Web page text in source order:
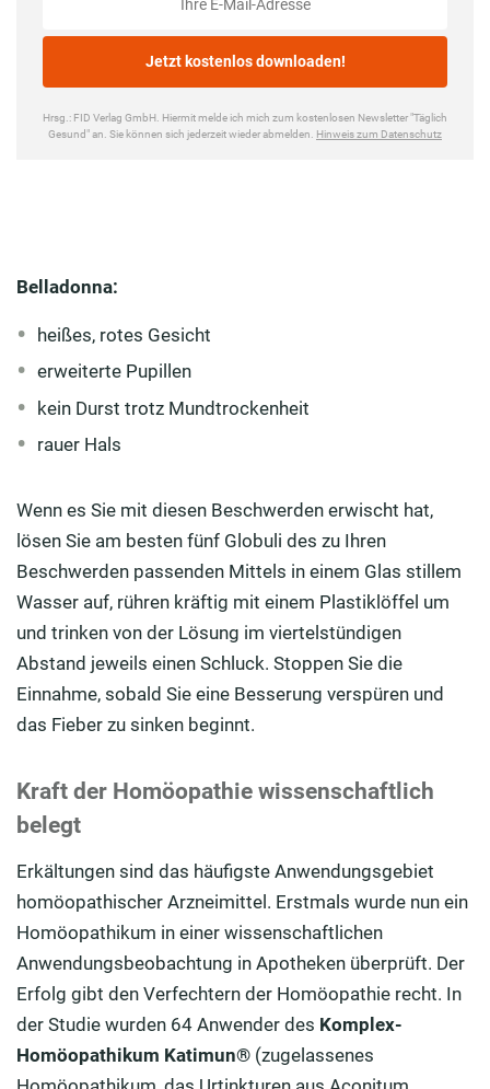
Belladonna:
heißes, rotes Gesicht
erweiterte Pupillen
kein Durst trotz Mundtrockenheit
rauer Hals
Wenn es Sie mit diesen Beschwerden erwischt hat,
lösen Sie am besten fünf Globuli des zu Ihren
Beschwerden passenden Mittels in einem Glas stillem
Wasser auf, rühren kräftig mit einem Plastiklöffel um
und trinken von der Lösung im viertelstündigen
Abstand jeweils einen Schluck. Stoppen Sie die
Einnahme, sobald Sie eine Besserung verspüren und
das Fieber zu sinken beginnt.
Kraft der Homöopathie wissenschaftlich
belegt
Erkältungen sind das häufigste Anwendungsgebiet
homöopathischer Arzneimittel. Erstmals wurde nun ein
Homöopathikum in einer wissenschaftlichen
Anwendungsbeobachtung in Apotheken überprüft. Der
Erfolg gibt den Verfechtern der Homöopathie recht. In
der Studie wurden 64 Anwender des Komplex-
Homöopathikum Katimun® (zugelassenes